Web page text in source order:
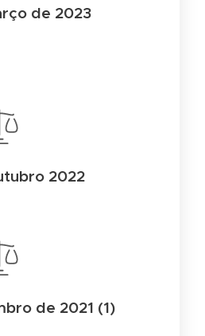
de 2023
2022
de 2021 (1)